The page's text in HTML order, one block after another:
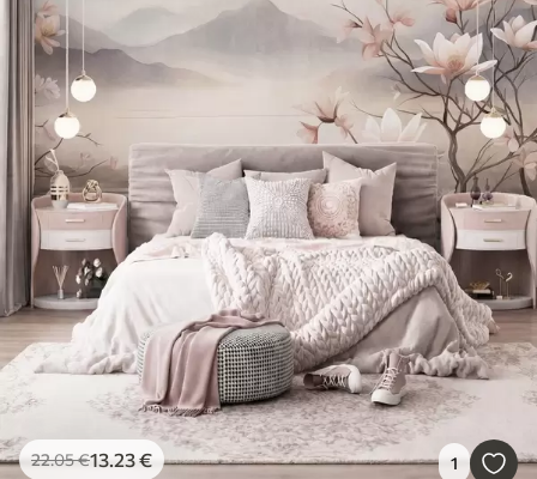
22.05€13.23€ 1